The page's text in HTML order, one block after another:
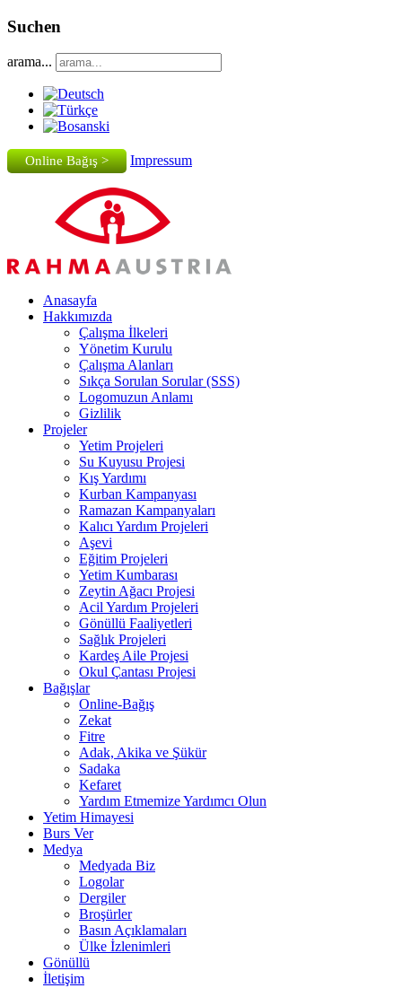
Suchen
arama...
Online Bağış > Impressum
Anasayfa
Hakkımızda
Çalışma İlkeleri
Yönetim Kurulu
Çalışma Alanları
Sıkça Sorulan Sorular (SSS)
Logomuzun Anlamı
Gizlilik
Projeler
Yetim Projeleri
Su Kuyusu Projesi
Kış Yardımı
Kurban Kampanyası
Ramazan Kampanyaları
Kalıcı Yardım Projeleri
Aşevi
Eğitim Projeleri
Yetim Kumbarası
Zeytin Ağacı Projesi
Acil Yardım Projeleri
Gönüllü Faaliyetleri
Sağlık Projeleri
Kardeş Aile Projesi
Okul Çantası Projesi
Bağışlar
Online-Bağış
Zekat
Fitre
Adak, Akika ve Şükür
Sadaka
Kefaret
Yardım Etmemize Yardımcı Olun
Yetim Himayesi
Burs Ver
Medya
Medyada Biz
Logolar
Dergiler
Broşürler
Basın Açıklamaları
Ülke İzlenimleri
Gönüllü
İletişim